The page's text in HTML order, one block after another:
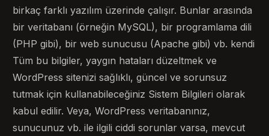
birkaç farklı yazılım üzerinde çalışır. Bunlar arasında
bir veritabanı (örneğin MySQL), bir programlama dili
(PHP gibi), bir web sunucusu (Apache gibi) vb. kendi
Tüm bu bilgiler, yaygın hataları düzeltmek ve
WordPress sitenizi sağlıklı, güncel ve sorunsuz
tutmak için kullanabileceğiniz Sistem Bilgileri olarak
kabul edilir. Veya, WordPress veritabanınız,
sunucunuz vb. ile ilgili ciddi sorunlar varsa, mevcut